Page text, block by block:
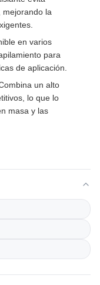
mejorando la
en varios
para
de aplicación.
un alto
lo que lo
masa y las